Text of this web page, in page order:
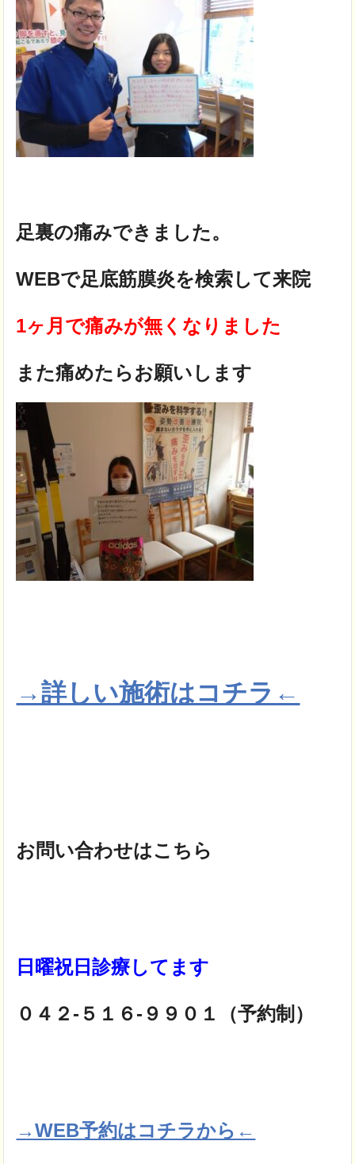
足裏の痛みできました。
WEBで足底筋膜炎を検索して来院
1ヶ月で痛みが無くなりました
また痛めたらお願いします
→詳しい施術はコチラ←
お問い合わせはこちら
日曜祝日診療してます
０４２-５１６-９９０１（予約制）
→WEB予約はコチラから←